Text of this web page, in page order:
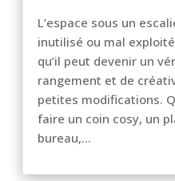
L’espace sous un
inutilisé ou mal
qu’il peut devenir un
rangement et de
petites modifications.
faire un coin cosy, un
bureau,...